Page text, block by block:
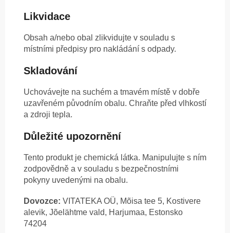
Likvidace
Obsah a/nebo obal zlikvidujte v souladu s
místními předpisy pro nakládání s odpady.
Skladování
Uchovávejte na suchém a tmavém místě v dobře
uzavřeném původním obalu. Chraňte před vlhkostí
a zdroji tepla.
Důležité upozornění
Tento produkt je chemická látka. Manipulujte s ním
zodpovědně a v souladu s bezpečnostními
pokyny uvedenými na obalu.
Dovozce: VITATEKA OÜ, Mõisa tee 5, Kostivere
alevik, Jõelähtme vald, Harjumaa, Estonsko
74204